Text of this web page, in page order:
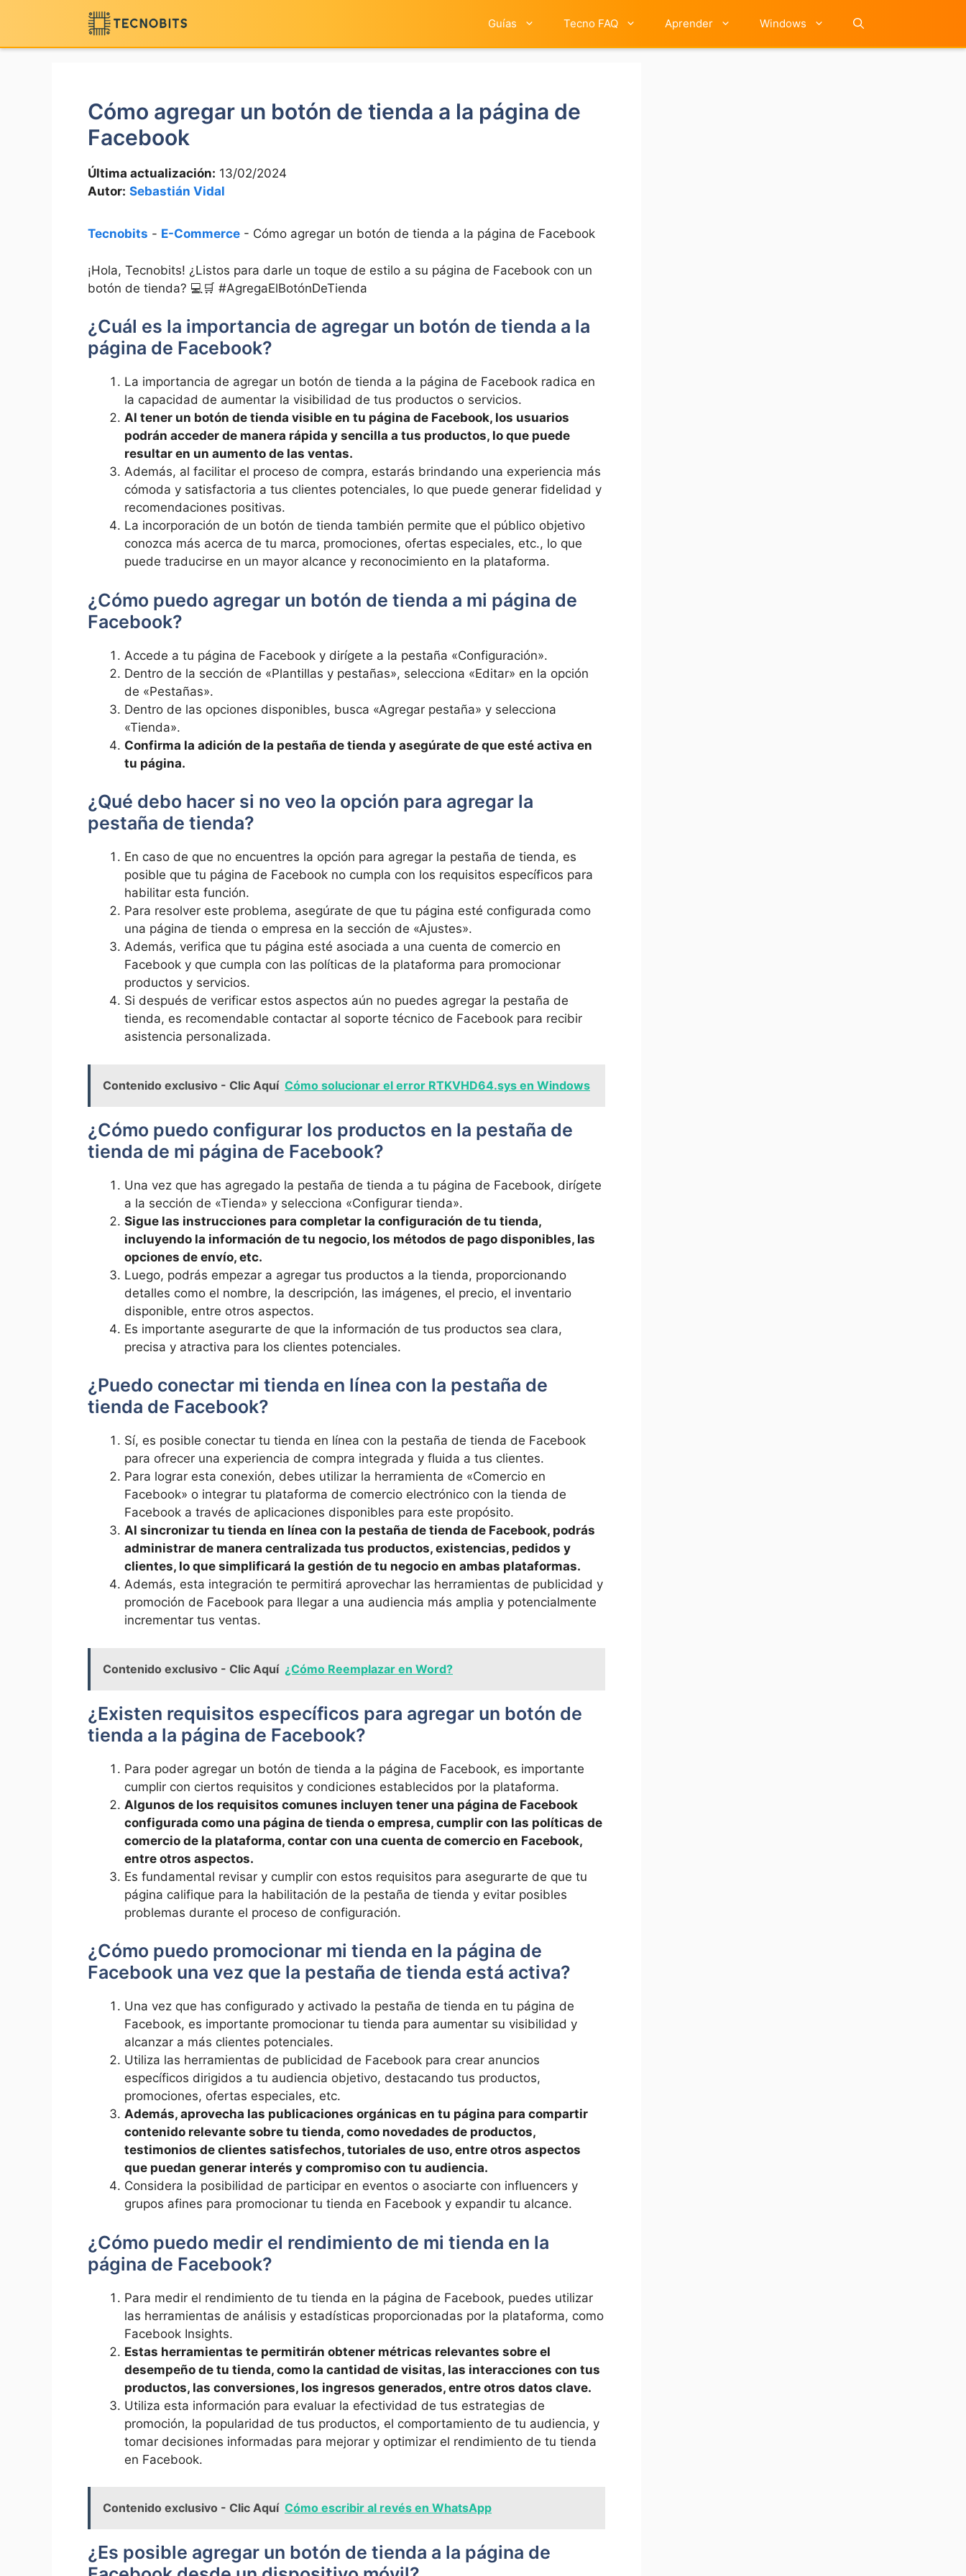
contenido
Guías Tecno FAQ Aprender Windows
Cómo agregar un botón de tienda a la página de
Facebook
Última actualización: 13/02/2024
Autor: Sebastián Vidal
Tecnobits - E-Commerce - Cómo agregar un botón de tienda a la página de Facebook
¡Hola, Tecnobits! ¿Listos ⁢para darle un toque de estilo a su página de Facebook ⁢con un
botón de tienda?‌ 💻🛒 #AgregaElBotónDeTienda
¿Cuál ‌es la importancia de agregar un botón de tienda a⁤ la
página‌ de Facebook?
La importancia de agregar⁣ un ⁤botón ‍de tienda a la⁣ página de Facebook radica en
la capacidad de aumentar la ⁤visibilidad de tus productos o ‌servicios.
Al‍ tener un​ botón de tienda visible en tu página⁣ de ⁢Facebook, los usuarios⁣
podrán acceder de manera⁤ rápida y sencilla a tus productos, lo que puede
resultar en un ⁣aumento de las ⁣ventas.
Además, al facilitar‌ el proceso ⁢de​ compra, estarás brindando ‌una experiencia más
cómoda y satisfactoria a tus ⁣clientes potenciales,⁤ lo que⁣ puede generar ‍fidelidad y
recomendaciones ⁣positivas.
La incorporación de un botón de‍ tienda ​también permite que el público objetivo
‍conozca ⁢más ‌acerca de tu marca, promociones, ofertas especiales,‍ etc., lo que⁢
puede traducirse en un ​mayor alcance⁢ y‌ reconocimiento en ‍la plataforma.
¿Cómo puedo agregar‍ un​ botón⁣ de tienda a mi página de
Facebook?
Accede ⁣a tu página de ‌Facebook y dirígete a⁣ la pestaña «Configuración».
Dentro de la sección de⁤ «Plantillas y pestañas», selecciona «Editar» en la opción
⁢de «Pestañas».
Dentro de‍ las opciones disponibles,​ busca «Agregar pestaña»⁣ y selecciona
«Tienda».
Confirma la ⁤adición​ de ⁣la pestaña ‌de tienda y asegúrate de que esté activa⁢ en
tu ⁤página.
¿Qué debo ⁣hacer si no veo la‌ opción para agregar la
pestaña de tienda?
En caso de ⁢que no encuentres la opción para agregar la pestaña de tienda, es
‍posible que ‌tu página de Facebook​ no cumpla con los requisitos específicos ⁢para
⁤habilitar esta⁣ función.
Para resolver este problema, asegúrate de que tu ‌página esté⁤ configurada como
una ​página de tienda o empresa en ‌la sección ⁢de «Ajustes».
Además, verifica que tu página esté⁣ asociada a una cuenta de comercio​ en
Facebook y⁢ que cumpla con las políticas de la ‌plataforma para promocionar⁤
productos y servicios.
Si después⁤ de ⁢verificar estos aspectos ‍aún​ no puedes agregar la‌ pestaña‍ de
tienda, ‍es ‍recomendable contactar‍ al soporte técnico de ⁣Facebook para recibir
asistencia personalizada.
Contenido exclusivo - Clic Aquí Cómo solucionar el error RTKVHD64.sys en Windows
¿Cómo puedo configurar los productos en la pestaña de
tienda⁣ de mi página de Facebook?
Una vez que has agregado la pestaña de ⁣tienda a tu ⁣página‍ de ⁢Facebook,​ dirígete
a​ la sección de‍ «Tienda»⁣ y​ selecciona «Configurar tienda».
Sigue las instrucciones para completar la⁤ configuración de tu tienda,
incluyendo ‌la información de tu negocio,⁢ los métodos⁣ de pago disponibles, las
opciones de envío, etc.
Luego,⁢ podrás⁣ empezar a ‍agregar tus productos⁢ a la tienda, proporcionando
detalles como el nombre, la ‍descripción,‍ las imágenes, el precio,‌ el inventario‍
disponible, entre ‍otros⁤ aspectos.
Es importante asegurarte‌ de que la ⁤información de tus productos sea ‍clara,
precisa ⁣y atractiva para los clientes‍ potenciales.
⁢¿Puedo conectar mi tienda en línea ‍con⁢ la⁣ pestaña de
tienda de Facebook?
Sí, es posible conectar tu tienda ⁢en ⁤línea con la pestaña de tienda‌ de Facebook
para ofrecer ⁣una experiencia de ‌compra integrada y⁤ fluida a tus⁢ clientes.
Para lograr esta conexión, debes ‍utilizar la herramienta de «Comercio​ en
⁢Facebook» o integrar ⁤tu ​plataforma⁣ de comercio electrónico con la tienda‌ de
Facebook a través​ de aplicaciones ⁣disponibles para este⁢ propósito.
Al​ sincronizar tu tienda en línea con ⁤la pestaña de tienda de ⁤Facebook, podrás
administrar de manera centralizada tus‌ productos, existencias, pedidos y
clientes, lo que‍ simplificará​ la gestión ‍de tu ​negocio en ⁢ambas plataformas.
Además, esta integración te permitirá aprovechar las ​herramientas de publicidad ‍y
promoción de Facebook para llegar⁣ a una ⁢audiencia⁣ más amplia y potencialmente
incrementar tus ventas. ⁢
Contenido exclusivo - Clic Aquí ¿Cómo Reemplazar en Word?
¿Existen ⁤requisitos específicos para ⁤agregar un botón⁣ de
tienda ⁤a la⁢ página‍ de Facebook?
Para poder agregar un botón de tienda a ⁣la página de Facebook, es importante
cumplir con ciertos requisitos y ‍condiciones establecidos por la plataforma.
Algunos de los ‌requisitos comunes incluyen tener ⁣una página de Facebook
configurada como una página de tienda o empresa, cumplir con las políticas de
comercio⁣ de la plataforma, ‌contar‍ con una cuenta⁢ de ⁢comercio en Facebook,
entre otros aspectos.
Es fundamental revisar y cumplir con estos requisitos​ para asegurarte ‌de que tu
página⁣ califique ⁤para la habilitación de la pestaña de tienda y evitar posibles⁢
problemas durante el⁤ proceso⁤ de ​configuración.
¿Cómo puedo promocionar mi⁣ tienda en la ‍página ​de
Facebook una ‍vez que la‌ pestaña de tienda⁢ está activa?
Una vez ‌que has configurado y ​activado la pestaña de tienda ⁢en tu página⁣ de
Facebook,⁢ es importante promocionar​ tu ‍tienda para ⁤aumentar su visibilidad y
alcanzar ‌a más​ clientes potenciales.
Utiliza‍ las herramientas de publicidad de Facebook para crear anuncios
específicos dirigidos a⁣ tu audiencia ‍objetivo, destacando tus ​productos,‍
promociones, ofertas especiales, etc.
Además, aprovecha las publicaciones orgánicas en tu página para ⁤compartir
⁢contenido relevante sobre tu tienda, ⁤como ‌novedades de productos,
⁤testimonios de clientes satisfechos, ​tutoriales de‍ uso,⁣ entre ​otros aspectos‌
que⁤ puedan ‍generar interés y compromiso con tu ‍audiencia.
Considera ⁢la posibilidad de participar en eventos ​o asociarte con influencers y
grupos afines⁢ para promocionar tu tienda en Facebook⁢ y expandir​ tu⁢ alcance. ⁤
¿Cómo‍ puedo medir el ‌rendimiento​ de mi tienda en la ​
página ‍de Facebook?
Para medir el rendimiento ‍de tu tienda en ⁤la ‍página de ⁤Facebook, puedes ​utilizar
las⁤ herramientas de análisis y estadísticas proporcionadas por la​ plataforma, como
Facebook⁤ Insights.
Estas herramientas ⁢te permitirán obtener métricas relevantes sobre el
desempeño ⁢de⁤ tu⁣ tienda, como la ⁣cantidad ‌de visitas, las interacciones con tus⁢
productos, las ‌conversiones, los ingresos generados, entre ⁤otros datos clave.
Utiliza esta información para ‌evaluar ⁣la ‍efectividad de tus estrategias de⁤
promoción,​ la popularidad de tus productos, el comportamiento de tu⁤ audiencia, ​y
tomar decisiones⁣ informadas‌ para mejorar ⁣y​ optimizar el rendimiento de tu⁤ tienda
en ‍Facebook.
Contenido exclusivo - Clic Aquí Cómo escribir al revés en WhatsApp
¿Es posible‌ agregar un botón de tienda a la página⁣ de